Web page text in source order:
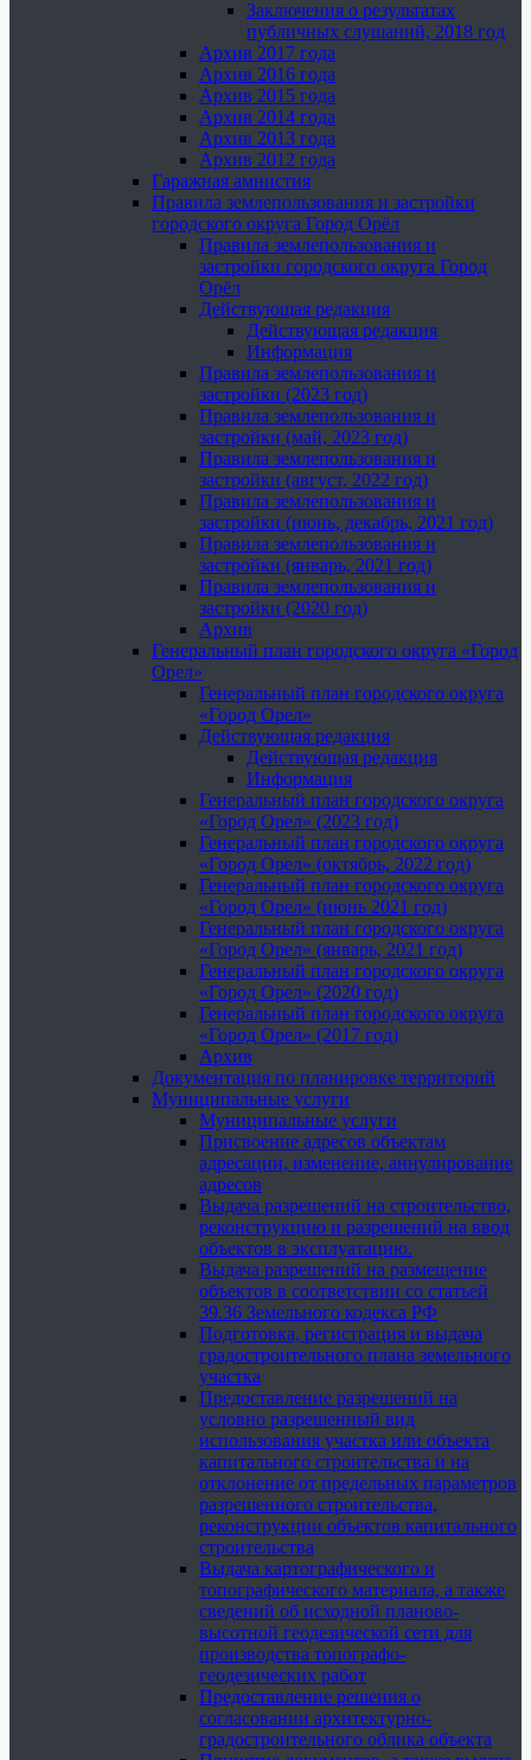
Заключения о результатах
публичных слушаний, 2018 год
Архив 2017 года
Архив 2016 года
Архив 2015 года
Архив 2014 года
Архив 2013 года
Архив 2012 года
Гаражная амнистия
Правила землепользования и застройки
городского округа Город Орёл
Правила землепользования и
застройки городского округа Город
Орёл
Действующая редакция
Действующая редакция
Информация
Правила землепользования и
застройки (2023 год)
Правила землепользования и
застройки (май, 2023 год)
Правила землепользования и
застройки (август, 2022 год)
Правила землепользования и
застройки (июнь, декабрь, 2021 год)
Правила землепользования и
застройки (январь, 2021 год)
Правила землепользования и
застройки (2020 год)
Архив
Генеральный план городского округа «Город
Орел»
Генеральный план городского округа
«Город Орел»
Действующая редакция
Действующая редакция
Информация
Генеральный план городского округа
«Город Орел» (2023 год)
Генеральный план городского округа
«Город Орел» (октябрь, 2022 год)
Генеральный план городского округа
«Город Орел» (июнь 2021 год)
Генеральный план городского округа
«Город Орел» (январь, 2021 год)
Генеральный план городского округа
«Город Орел» (2020 год)
Генеральный план городского округа
«Город Орел» (2017 год)
Архив
Документация по планировке территорий
Муниципальные услуги
Муниципальные услуги
Присвоение адресов объектам
адресации, изменение, аннулирование
адресов
Выдача разрешений на строительство,
реконструкцию и разрешений на ввод
объектов в эксплуатацию.
Выдача разрешений на размещение
объектов в соответствии со статьей
39.36 Земельного кодекса РФ
Подготовка, регистрация и выдача
градостроительного плана земельного
участка
Предоставление разрешений на
условно разрешенный вид
использования участка или объекта
капитального строительства и на
отклонение от предельных параметров
разрешенного строительства,
реконструкции объектов капитального
строительства
Выдача картографического и
топографического материала, а также
сведений об исходной планово-
высотной геодезической сети для
производства топографо-
геодезических работ
Предоставление решения о
согласовании архитектурно-
градостроительного облика объекта